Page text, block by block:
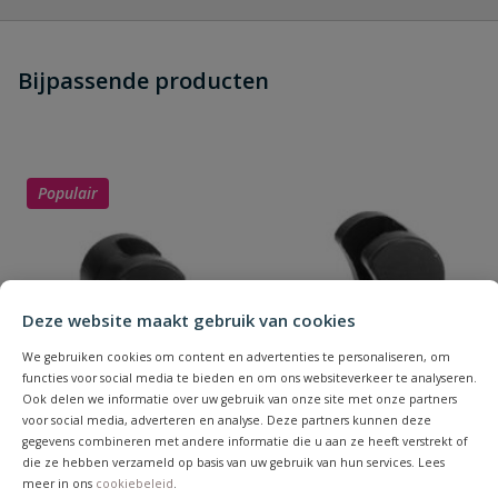
Deze website maakt gebruik van cookies
We gebruiken cookies om content en advertenties te personaliseren, om
functies voor social media te bieden en om ons websiteverkeer te analyseren.
Ook delen we informatie over uw gebruik van onze site met onze partners
voor social media, adverteren en analyse. Deze partners kunnen deze
gegevens combineren met andere informatie die u aan ze heeft verstrekt of
die ze hebben verzameld op basis van uw gebruik van hun services. Lees
meer in ons cookiebeleid
dit product?
Schrijf zelf een beoordeling
Uw waardering:
Naam
Samenvatting
Bijpassende producten
Populair